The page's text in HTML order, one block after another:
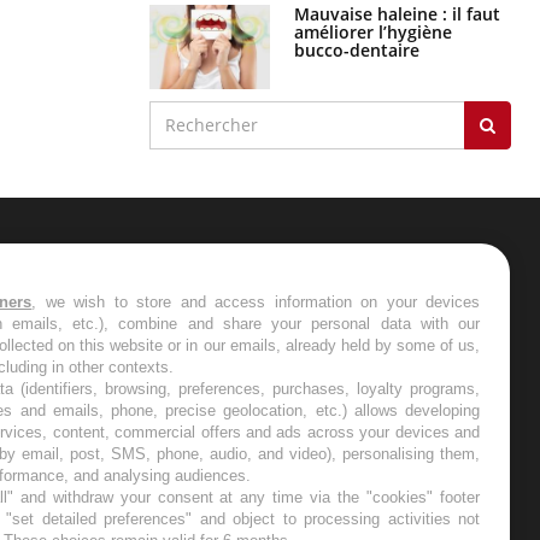
Mauvaise haleine : il faut
améliorer l’hygiène
bucco-dentaire
les semaines les meilleures
, we wish to store and access information on your devices
emails, etc.), combine and share your personal data with our
on this website or in our emails, already held by some of us,
in other contexts.
(identifiers, browsing, preferences, purchases, loyalty programs,
and emails, phone, precise geolocation, etc.) allows developing
content, commercial offers and ads across your devices and
email, post, SMS, phone, audio, and video), personalising them,
and analysing audiences.
and withdraw your consent at any time via the "cookies" footer
detailed preferences" and object to processing activities not